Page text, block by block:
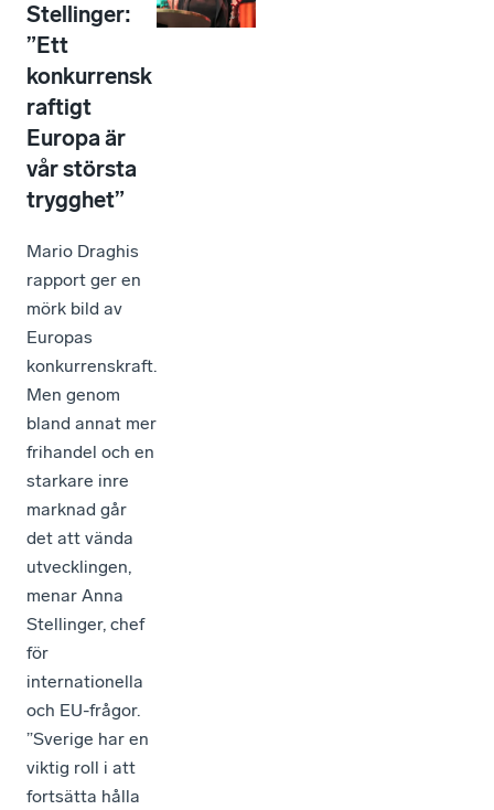
Stellinger:
”Ett
konkurrensk
raftigt
Europa är
vår största
trygghet”
Mario Draghis
rapport ger en
mörk bild av
Europas
konkurrenskraft.
Men genom
bland annat mer
frihandel och en
starkare inre
marknad går
det att vända
utvecklingen,
menar Anna
Stellinger, chef
för
internationella
och EU-frågor.
”Sverige har en
viktig roll i att
fortsätta hålla